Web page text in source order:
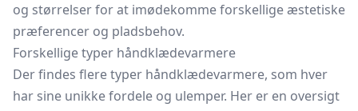
og størrelser for at imødekomme forskellige æstetiske
præferencer og pladsbehov.
Forskellige typer håndklædevarmere
Der findes flere typer håndklædevarmere, som hver
har sine unikke fordele og ulemper. Her er en oversigt